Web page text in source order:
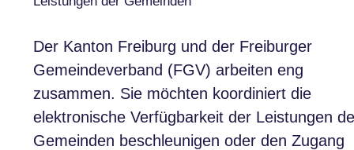
Der Kanton Freiburg und der Freiburger
Gemeindeverband (FGV) arbeiten eng
zusammen. Sie möchten koordiniert die
elektronische Verfügbarkeit der Leistungen
Gemeinden beschleunigen oder den Zugang